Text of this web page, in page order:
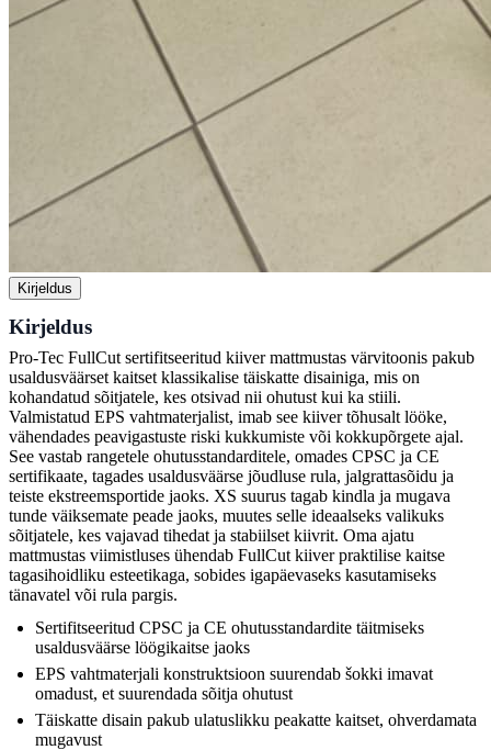
Kirjeldus
Kirjeldus
Pro-Tec FullCut sertifitseeritud kiiver mattmustas värvitoonis pakub
usaldusväärset kaitset klassikalise täiskatte disainiga, mis on
kohandatud sõitjatele, kes otsivad nii ohutust kui ka stiili.
Valmistatud EPS vahtmaterjalist, imab see kiiver tõhusalt lööke,
vähendades peavigastuste riski kukkumiste või kokkupõrgete ajal.
See vastab rangetele ohutusstandarditele, omades CPSC ja CE
sertifikaate, tagades usaldusväärse jõudluse rula, jalgrattasõidu ja
teiste ekstreemsportide jaoks. XS suurus tagab kindla ja mugava
tunde väiksemate peade jaoks, muutes selle ideaalseks valikuks
sõitjatele, kes vajavad tihedat ja stabiilset kiivrit. Oma ajatu
mattmustas viimistluses ühendab FullCut kiiver praktilise kaitse
tagasihoidliku esteetikaga, sobides igapäevaseks kasutamiseks
tänavatel või rula pargis.
Sertifitseeritud CPSC ja CE ohutusstandardite täitmiseks
usaldusväärse löögikaitse jaoks
EPS vahtmaterjali konstruktsioon suurendab šokki imavat
omadust, et suurendada sõitja ohutust
Täiskatte disain pakub ulatuslikku peakatte kaitset, ohverdamata
mugavust